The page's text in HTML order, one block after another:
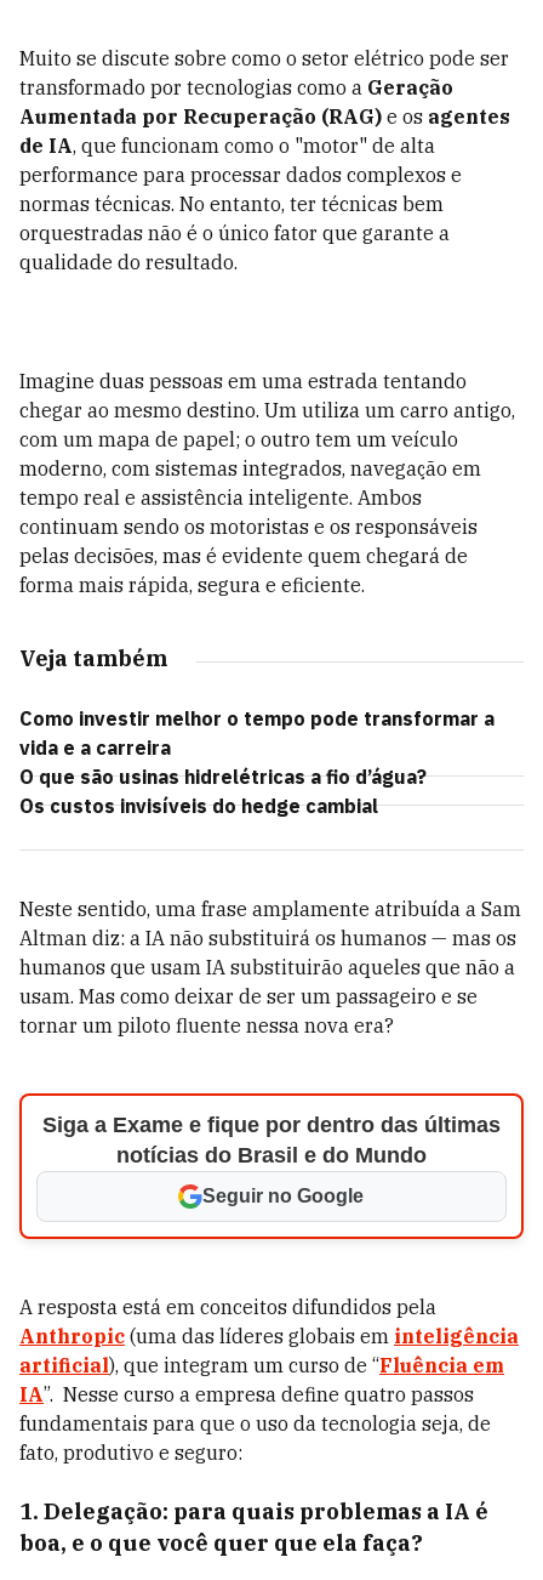
Muito se discute sobre como o setor elétrico pode ser
transformado por tecnologias como a Geração
Aumentada por Recuperação (RAG) e os agentes
de IA, que funcionam como o "motor" de alta
performance para processar dados complexos e
normas técnicas. No entanto, ter técnicas bem
orquestradas não é o único fator que garante a
qualidade do resultado.
Imagine duas pessoas em uma estrada tentando
chegar ao mesmo destino. Um utiliza um carro antigo,
com um mapa de papel; o outro tem um veículo
moderno, com sistemas integrados, navegação em
tempo real e assistência inteligente. Ambos
continuam sendo os motoristas e os responsáveis
pelas decisões, mas é evidente quem chegará de
forma mais rápida, segura e eficiente.
Veja também
Como investir melhor o tempo pode transformar a
vida e a carreira
O que são usinas hidrelétricas a fio d’água?
Os custos invisíveis do hedge cambial
Neste sentido, uma frase amplamente atribuída a Sam
Altman diz: a IA não substituirá os humanos — mas os
humanos que usam IA substituirão aqueles que não a
usam. Mas como deixar de ser um passageiro e se
tornar um piloto fluente nessa nova era?
Siga a Exame e fique por dentro das últimas
notícias do Brasil e do Mundo
Seguir no Google
A resposta está em conceitos difundidos pela
Anthropic (uma das líderes globais em inteligência
artificial), que integram um curso de “Fluência em
IA”. Nesse curso a empresa define quatro passos
fundamentais para que o uso da tecnologia seja, de
fato, produtivo e seguro:
1. Delegação: para quais problemas a IA é
boa, e o que você quer que ela faça?